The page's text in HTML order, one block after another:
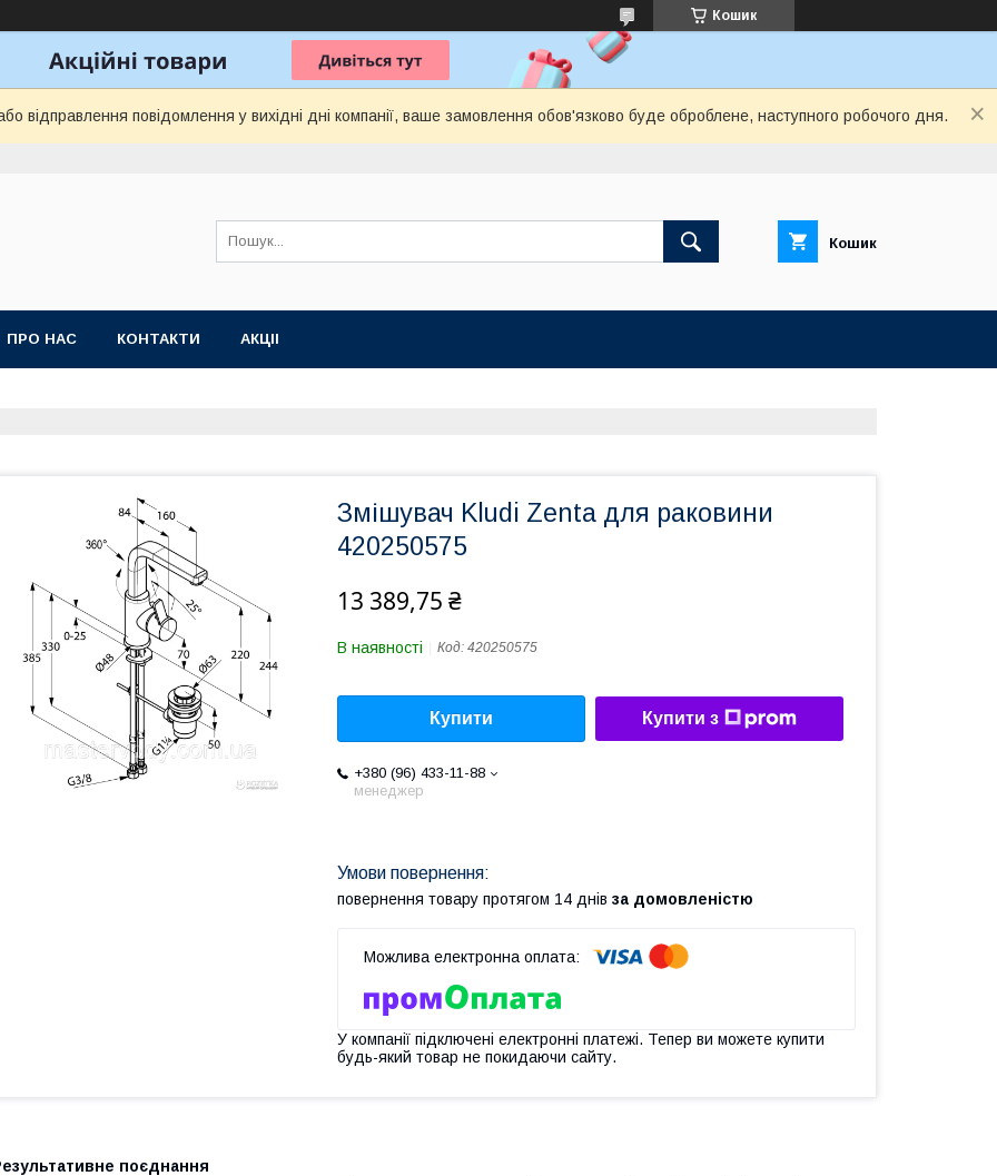
Кошик
відправлення повідомлення у вихідні дні компанії, ваше замовлення обов'язково буде оброблене, наступного робочого дня.
Кошик
ПРО НАС КОНТАКТИ АКЦІІ
Змішувач Kludi Zenta для раковини
420250575
13 389,75 ₴
В наявності Код: 420250575
Купити Купити з
+380 (96) 433-11-88
менеджер
повернення товару протягом 14 днів за домовленістю
У компанії підключені електронні платежі. Тепер ви можете купити
будь-який товар не покидаючи сайту.
поєднання